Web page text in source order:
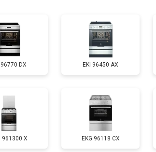
от 90 мин
от 60 мин
от 80 мин
от 60 мин
96770 DX EKI 96450 AX
961300 X EKG 96118 CX